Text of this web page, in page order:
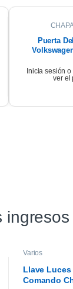
Puerta
Inicia sesión
ver el
ingresos
Varios
Llave Luces
Comando